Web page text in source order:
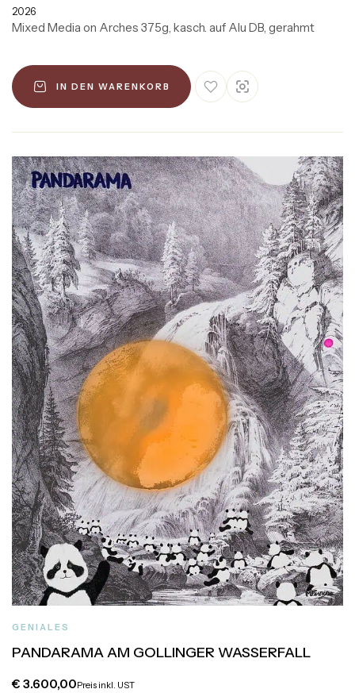
2026
Mixed Media on Arches 375g, kasch. auf Alu DB, gerahmt
IN DEN WARENKORB
GENIALES
PANDARAMA AM GOLLINGER WASSERFALL
€ 3.600,00Preis inkl. UST